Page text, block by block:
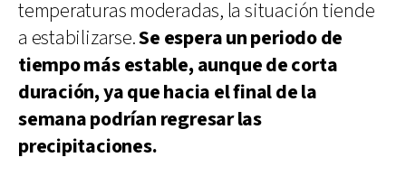
temperaturas moderadas, la situación tiende
a estabilizarse.Se espera un periodo de
tiempo más estable, aunque de corta
duración, ya que hacia el final de la
semana podrían regresar las
precipitaciones.